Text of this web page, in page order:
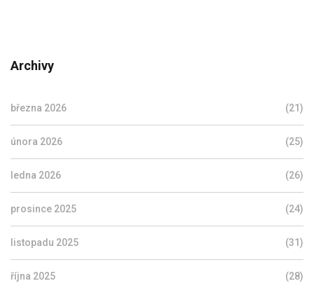
Archivy
března 2026 (21)
února 2026 (25)
ledna 2026 (26)
prosince 2025 (24)
listopadu 2025 (31)
října 2025 (28)